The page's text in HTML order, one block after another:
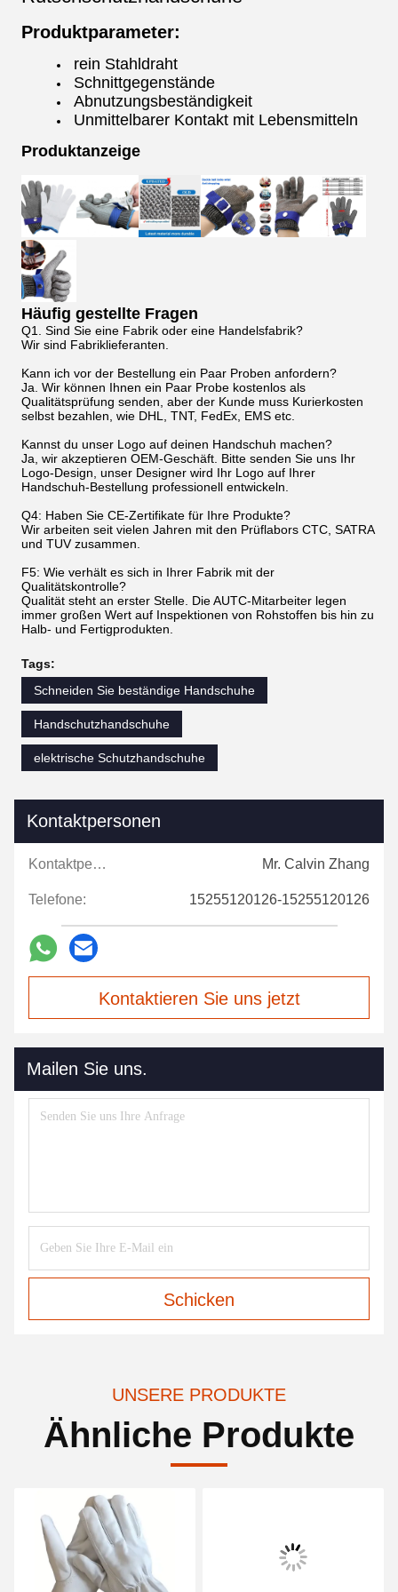
Produktparameter:
rein Stahldraht
Schnittgegenstände
Abnutzungsbeständigkeit
Unmittelbarer Kontakt mit Lebensmitteln
Produktanzeige
Häufig gestellte Fragen
Q1. Sind Sie eine Fabrik oder eine Handelsfabrik?
Wir sind Fabriklieferanten.
Kann ich vor der Bestellung ein Paar Proben anfordern?
Ja. Wir können Ihnen ein Paar Probe kostenlos als
Qualitätsprüfung senden, aber der Kunde muss Kurierkosten
selbst bezahlen, wie DHL, TNT, FedEx, EMS etc.
Kannst du unser Logo auf deinen Handschuh machen?
Ja, wir akzeptieren OEM-Geschäft. Bitte senden Sie uns Ihr
Logo-Design, unser Designer wird Ihr Logo auf Ihrer
Handschuh-Bestellung professionell entwickeln.
Q4: Haben Sie CE-Zertifikate für Ihre Produkte?
Wir arbeiten seit vielen Jahren mit den Prüflabors CTC, SATRA
und TUV zusammen.
F5: Wie verhält es sich in Ihrer Fabrik mit der
Qualitätskontrolle?
Qualität steht an erster Stelle. Die AUTC-Mitarbeiter legen
immer großen Wert auf Inspektionen von Rohstoffen bis hin zu
Halb- und Fertigprodukten.
Tags:
Schneiden Sie beständige Handschuhe
Handschutzhandschuhe
elektrische Schutzhandschuhe
Kontaktpersonen
Kontaktpersonen: Mr. Calvin Zhang
Telefone: 15255120126-15255120126
Kontaktieren Sie uns jetzt
Mailen Sie uns.
Schicken
UNSERE PRODUKTE
Ähnliche Produkte